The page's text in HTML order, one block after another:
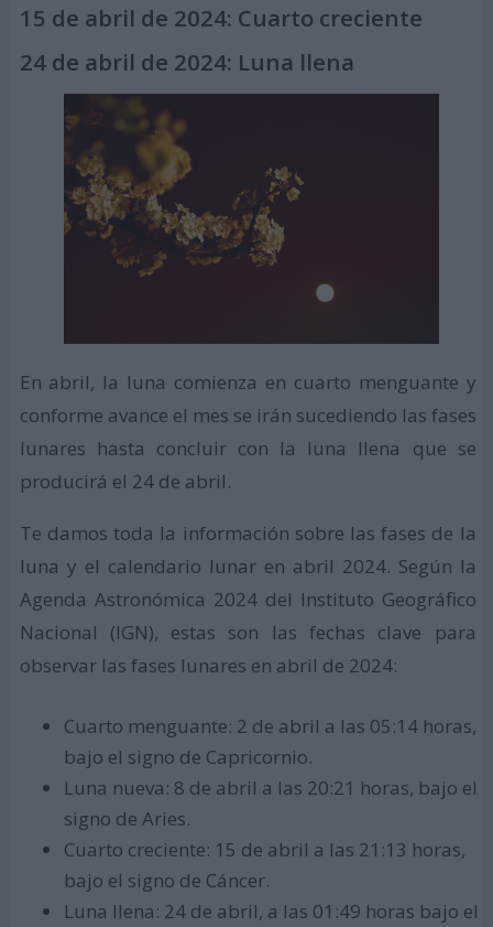
15 de abril de 2024: Cuarto creciente
24 de abril de 2024: Luna llena
En abril, la luna comienza en cuarto menguante y
conforme avance el mes se irán sucediendo las fases
lunares hasta concluir con la luna llena que se
producirá el 24 de abril.
Te damos toda la información sobre las fases de la
luna y el calendario lunar en abril 2024. Según la
Agenda Astronómica 2024 del Instituto Geográfico
Nacional (IGN), estas son las fechas clave para
observar las fases lunares en abril de 2024:
Cuarto menguante: 2 de abril a las 05:14 horas,
bajo el signo de Capricornio.
Luna nueva: 8 de abril a las 20:21 horas, bajo el
signo de Aries.
Cuarto creciente: 15 de abril a las 21:13 horas,
bajo el signo de Cáncer.
Luna llena: 24 de abril, a las 01:49 horas bajo el